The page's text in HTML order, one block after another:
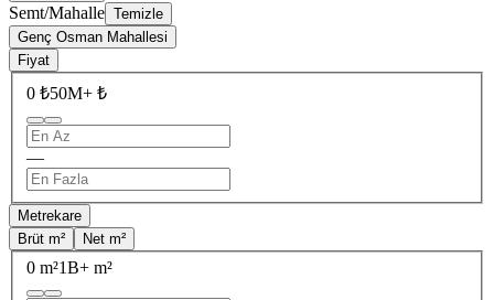
Semt/Mahalle Temizle
Genç Osman Mahallesi
Fiyat
0 ₺50M+ ₺
—
Metrekare
Brüt m²
Net m²
0 m²1B+ m²